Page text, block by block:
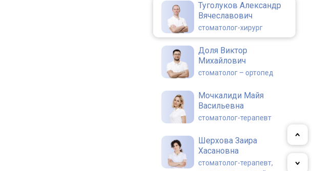
Туголуков Александр
Вячеславович
стоматолог-хирург
Доля Виктор
Михайлович
стоматолог – ортопед
Мочкалиди Майя
Васильевна
стоматолог-терапевт
Шерхова Заира
Хасановна
стоматолог-терапевт,